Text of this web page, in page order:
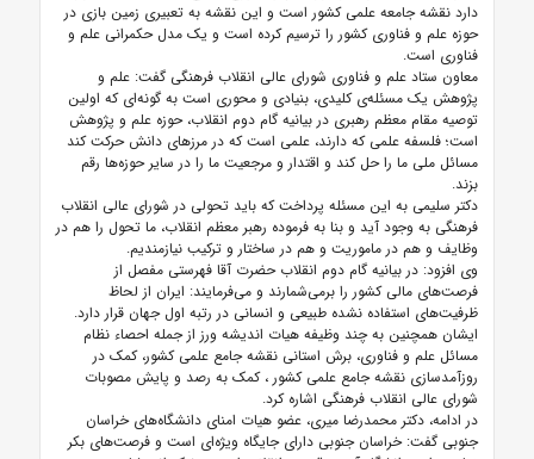
دارد نقشه جامعه علمی کشور است و این نقشه به تعبیری زمین بازی در
حوزه علم و فناوری کشور را ترسیم کرده است و یک مدل حکمرانی علم و
فناوری است.
معاون ستاد علم و فناوری شورای عالی انقلاب فرهنگی گفت: علم و
پژوهش یک مسئله‌ی کلیدی، بنیادی و محوری است به گونه‌ای که اولین
توصیه مقام معظم رهبری در بیانیه گام دوم انقلاب، حوزه علم و پژوهش
است؛ فلسفه علمی که دارند، علمی است که در مرزهای دانش حرکت کند
مسائل ملی ما را حل کند و اقتدار و مرجعیت ما را در سایر حوزه‌ها رقم
بزند.
دکتر سلیمی به این مسئله پرداخت که باید تحولی در شورای عالی انقلاب
فرهنگی به وجود آید و بنا به فرموده رهبر معظم انقلاب، ما تحول را هم در
وظایف و هم در ماموریت و هم در ساختار و ترکیب نیازمندیم.
وی افزود: در بیانیه گام دوم انقلاب حضرت آقا فهرستی مفصل از
فرصت‌های مالی کشور را برمی‌شمارند و می‌فرمایند: ایران از لحاظ
ظرفیت‌های استفاده نشده طبیعی و انسانی در رتبه اول جهان قرار دارد.
ایشان همچنین به چند وظیفه هیات اندیشه ورز از جمله احصاء نظام
مسائل علم و فناوری، برش استانی نقشه جامع علمی کشور، کمک در
روزآمدسازی نقشه جامع علمی کشور ، کمک به رصد و پایش مصوبات
شورای عالی انقلاب فرهنگی اشاره کرد.
در ادامه، دکتر محمدرضا میری، عضو هیات امنای دانشگاه‌های خراسان
جنوبی گفت: خراسان جنوبی دارای جایگاه ویژه‌ای است و فرصت‌های بکر